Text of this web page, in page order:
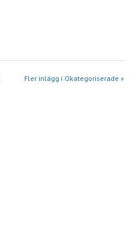
Fler inlägg i Okategoriserade »